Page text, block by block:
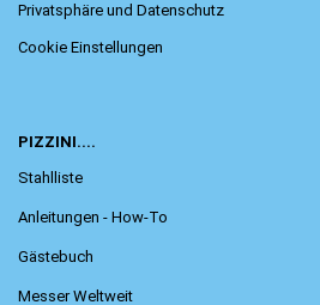
Privatsphäre und Datenschutz
Cookie Einstellungen
PIZZINI....
Stahlliste
Anleitungen - How-To
Gästebuch
Messer Weltweit